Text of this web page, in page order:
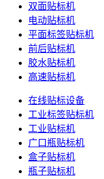
双面贴标机
电动贴标机
平面标签贴标机
前后贴标机
胶水贴标机
高速贴标机
在线贴标设备
工业标签贴标机
工业贴标机
广口瓶贴标机
盒子贴标机
瓶子贴标机